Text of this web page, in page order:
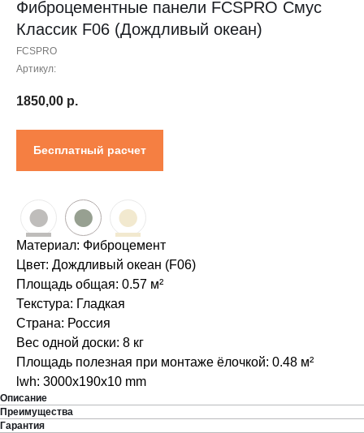
Фиброцементные панели FCSPRO Смус
Классик F06 (Дождливый океан)
FCSPRO
Артикул:
1850,00 р.
Бесплатный расчет
● ● ●
Материал: Фиброцемент
Цвет: Дождливый океан (F06)
Площадь общая: 0.57 м²
Текстура: Гладкая
Страна: Россия
Вес одной доски: 8 кг
Площадь полезная при монтаже ёлочкой: 0.48 м²
lwh: 3000x190x10 mm
Описание
Преимущества
Гарантия